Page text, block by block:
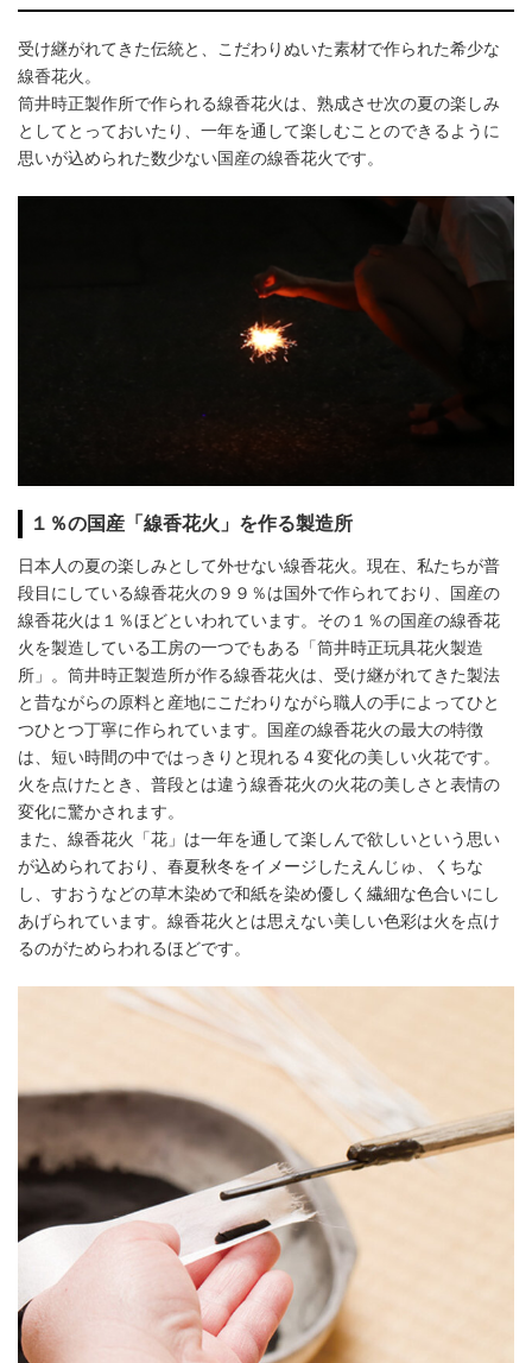
受け継がれてきた伝統と、こだわりぬいた素材で作られた希少な
線香花火。
筒井時正製作所で作られる線香花火は、熟成させ次の夏の楽しみ
としてとっておいたり、一年を通して楽しむことのできるように
思いが込められた数少ない国産の線香花火です。
１％の国産「線香花火」を作る製造所
日本人の夏の楽しみとして外せない線香花火。現在、私たちが普
段目にしている線香花火の９９％は国外で作られており、国産の
線香花火は１％ほどといわれています。その１％の国産の線香花
火を製造している工房の一つでもある「筒井時正玩具花火製造
所」。筒井時正製造所が作る線香花火は、受け継がれてきた製法
と昔ながらの原料と産地にこだわりながら職人の手によってひと
つひとつ丁寧に作られています。国産の線香花火の最大の特徴
は、短い時間の中ではっきりと現れる４変化の美しい火花です。
火を点けたとき、普段とは違う線香花火の火花の美しさと表情の
変化に驚かされます。
また、線香花火「花」は一年を通して楽しんで欲しいという思い
が込められており、春夏秋冬をイメージしたえんじゅ、くちな
し、すおうなどの草木染めで和紙を染め優しく繊細な色合いにし
あげられています。線香花火とは思えない美しい色彩は火を点け
るのがためらわれるほどです。